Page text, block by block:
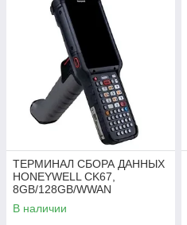
ТЕРМИНАЛ СБОРА ДАННЫХ
HONEYWELL CK67,
8GB/128GB/WWAN
В наличии